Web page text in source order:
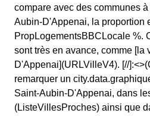
compare avec des communes
Aubin-D'Appenai, la proportion
PropLogementsBBCLocale %.
sont très en avance, comme [la
D'Appenai](URLVilleV4). [//
remarquer un
Saint-Aubin-D'Appenai, dans
(ListeVillesProches) ainsi que